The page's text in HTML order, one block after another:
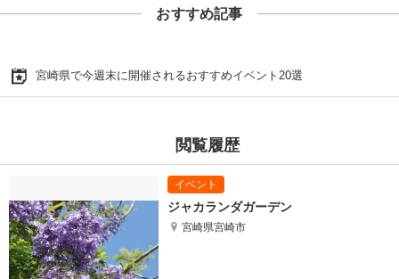
おすすめ記事
宮崎県で今週末に開催されるおすすめイベント20選
閲覧履歴
ジャカランダガーデン
宮崎県宮崎市